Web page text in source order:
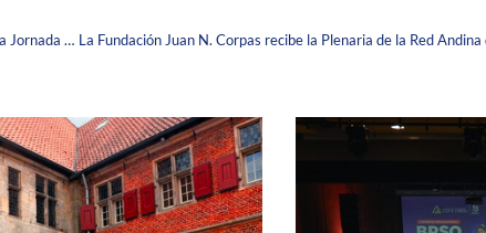
Estudiantes y docentes de la Escuela de Enfermería Corpista participaron en la Jornada de Salud “EPS al Parque” en Zipaquirá